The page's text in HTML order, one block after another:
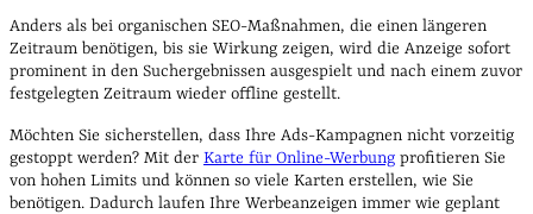
Anders als bei organischen SEO-Maßnahmen, die einen längeren
Zeitraum benötigen, bis sie Wirkung zeigen, wird die Anzeige sofort
prominent in den Suchergebnissen ausgespielt und nach einem zuvor
festgelegten Zeitraum wieder offline gestellt.
Möchten Sie sicherstellen, dass Ihre Ads-Kampagnen nicht vorzeitig
gestoppt werden? Mit der Karte für Online-Werbung profitieren Sie
von hohen Limits und können so viele Karten erstellen, wie Sie
benötigen. Dadurch laufen Ihre Werbeanzeigen immer wie geplant